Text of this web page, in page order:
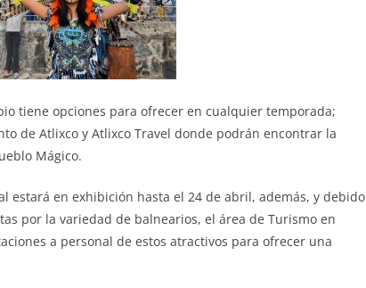
tiene opciones para ofrecer en cualquier temporada;
de Atlixco y Atlixco Travel donde podrán encontrar la
Mágico.
estará en exhibición hasta el 24 de abril, además, y debido
por la variedad de balnearios, el área de Turismo en
a personal de estos atractivos para ofrecer una